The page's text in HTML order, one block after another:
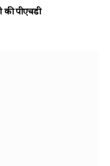
की पीएचडी